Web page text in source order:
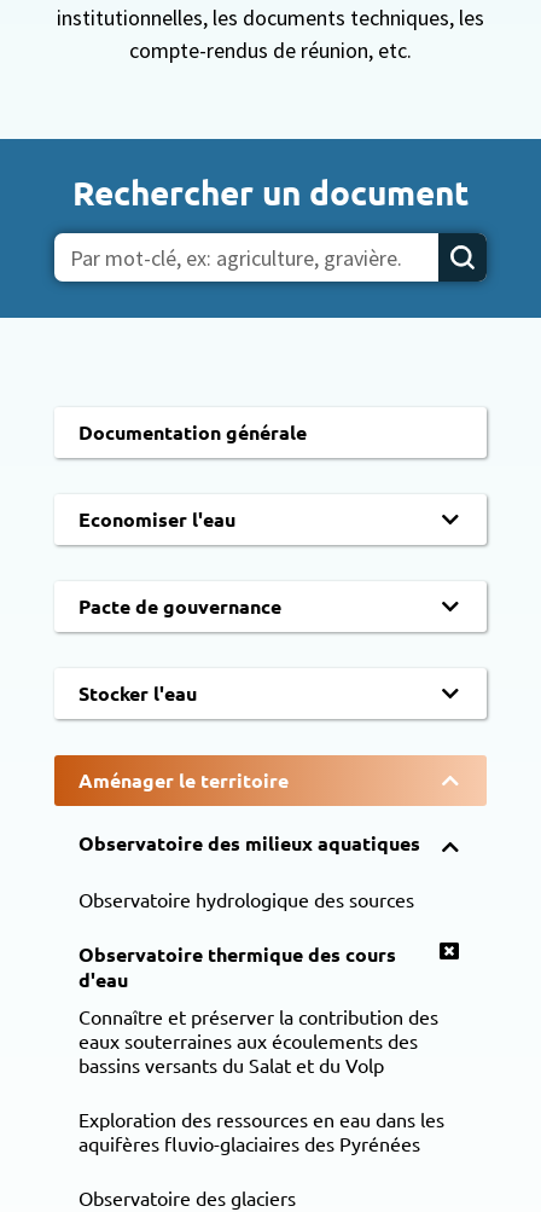
institutionnelles, les documents techniques, les
compte-rendus de réunion, etc.
Rechercher un document
Documentation générale
Economiser l'eau
Pacte de gouvernance
Stocker l'eau
Aménager le territoire
Observatoire des milieux aquatiques
Observatoire hydrologique des sources
Observatoire thermique des cours
d'eau
Connaître et préserver la contribution des
eaux souterraines aux écoulements des
bassins versants du Salat et du Volp
Exploration des ressources en eau dans les
aquifères fluvio-glaciaires des Pyrénées
Observatoire des glaciers